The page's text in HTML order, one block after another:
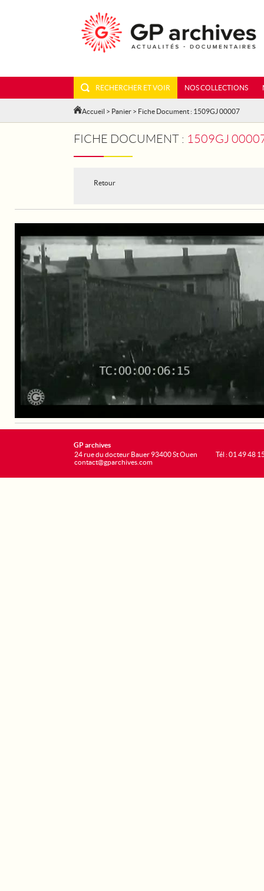
RECHERCHER ET VOIR NOS COLLECTIONS
Accueil > Panier > Fiche Document : 1509GJ 00007
FICHE DOCUMENT : 1509GJ 00007
Retour
GP archives
24 rue du docteur Bauer 93400 St Ouen
contact@gparchives.com
Tél : 01 49 48